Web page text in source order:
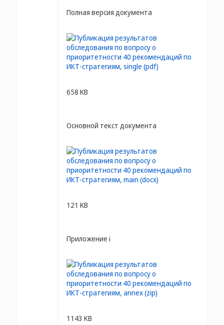
Полная версия документа
658 KB
Основной текст документа
121 KB
Приложение i
1143 KB